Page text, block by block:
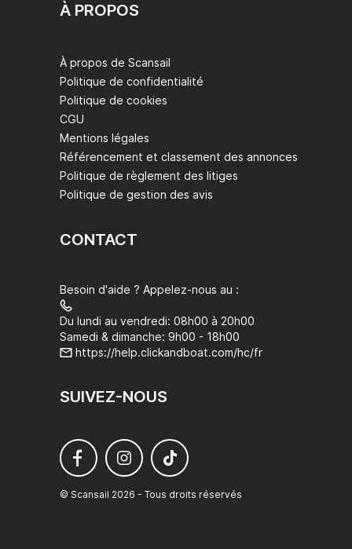
À PROPOS
À propos de Scansail
Politique de confidentialité
Politique de cookies
CGU
Mentions légales
Référencement et classement des annonces
Politique de règlement des litiges
Politique de gestion des avis
CONTACT
Besoin d'aide ? Appelez-nous au :
Du lundi au vendredi: 08h00 à 20h00
Samedi & dimanche: 9h00 - 18h00
https://help.clickandboat.com/hc/fr
SUIVEZ-NOUS
© Scansail 2026 - Tous droits réservés